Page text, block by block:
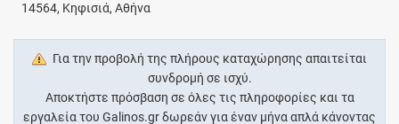
14564, Κηφισιά, Αθήνα
Για την προβολή της πλήρους καταχώρησης απαιτείται
συνδρομή σε ισχύ.
Αποκτήστε πρόσβαση σε όλες τις πληροφορίες και τα
εργαλεία του Galinos.gr δωρεάν για έναν μήνα απλά κάνοντας